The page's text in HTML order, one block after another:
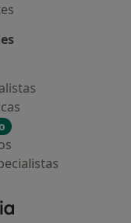
Página de inicio